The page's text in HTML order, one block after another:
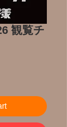
観覧チ